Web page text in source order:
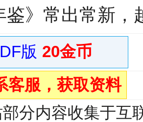
鉴》常出常新，
版 20金币
客服，获取资料
分内容收集于互